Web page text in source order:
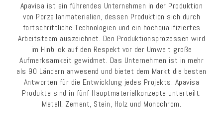
Apavisa ist ein führendes Unternehmen in der Produktion
von Porzellanmaterialien, dessen Produktion sich durch
fortschrittliche Technologien und ein hochqualifiziertes
Arbeitsteam auszeichnet. Den Produktionsprozessen wird
im Hinblick auf den Respekt vor der Umwelt große
Aufmerksamkeit gewidmet. Das Unternehmen ist in mehr
als 90 Ländern anwesend und bietet dem Markt die besten
Antworten für die Entwicklung jedes Projekts. Apavisa
Produkte sind in fünf Hauptmaterialkonzepte unterteilt:
Metall, Zement, Stein, Holz und Monochrom.